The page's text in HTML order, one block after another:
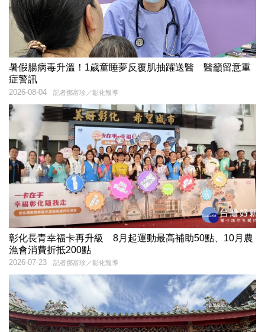
暑假腸病毒升溫！1歲童睡夢反覆肌抽躍送醫 醫籲留意重
症警訊
記者鄧富珍／彰化報導
2026-08-04
彰化長青幸福卡再升級 8月起運動最高補助50點、10月農
漁會消費折抵200點
記者鄧富珍／彰化報導
2026-07-23